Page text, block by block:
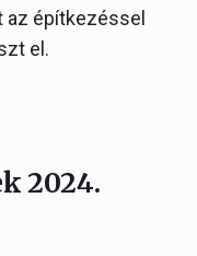
építkezéssel
el.
2024.